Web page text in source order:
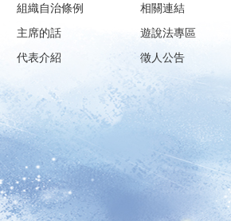
組織自治條例
主席的話
代表介紹
相關連結
遊說法專區
徵人公告